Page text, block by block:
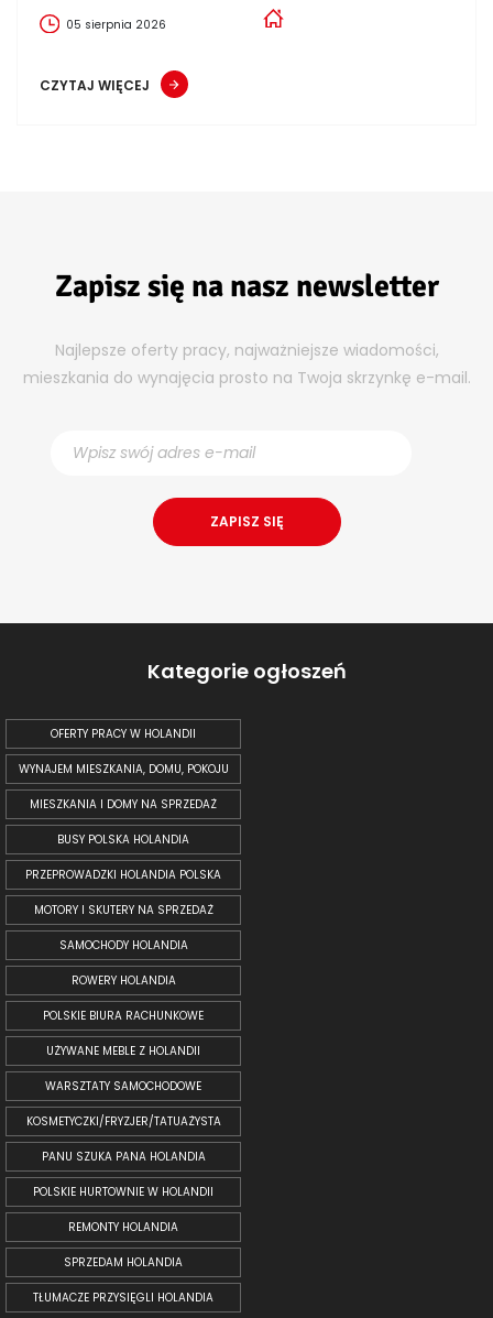
05 sierpnia 2026
CZYTAJ WIĘCEJ
Zapisz się na nasz newsletter
Najlepsze oferty pracy, najważniejsze wiadomości,
mieszkania do wynajęcia prosto na Twoja skrzynkę e-mail.
Kategorie ogłoszeń
OFERTY PRACY W HOLANDII
WYNAJEM MIESZKANIA, DOMU, POKOJU
MIESZKANIA I DOMY NA SPRZEDAŻ
BUSY POLSKA HOLANDIA
PRZEPROWADZKI HOLANDIA POLSKA
MOTORY I SKUTERY NA SPRZEDAŻ
SAMOCHODY HOLANDIA
ROWERY HOLANDIA
POLSKIE BIURA RACHUNKOWE
UŻYWANE MEBLE Z HOLANDII
WARSZTATY SAMOCHODOWE
KOSMETYCZKI/FRYZJER/TATUAŻYSTA
PANU SZUKA PANA HOLANDIA
POLSKIE HURTOWNIE W HOLANDII
REMONTY HOLANDIA
SPRZEDAM HOLANDIA
TŁUMACZE PRZYSIĘGLI HOLANDIA